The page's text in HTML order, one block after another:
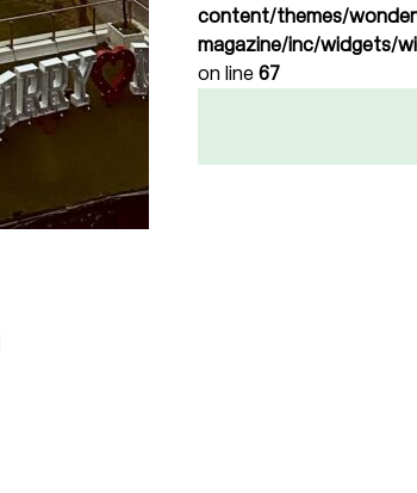
content/themes/
magazine/inc/widgets/
on line 67